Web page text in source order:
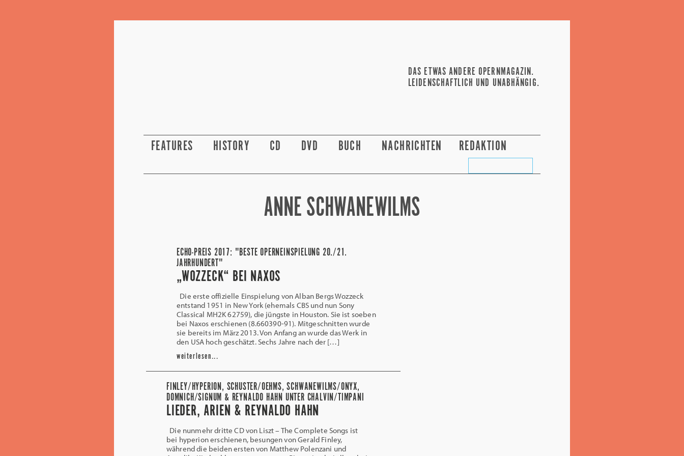
DAS ETWAS ANDERE OPERNMAGAZIN.
LEIDENSCHAFTLICH UND UNABHÄNGIG.
FEATURES HISTORY CD DVD BUCH NACHRICHTEN REDAKTION
ANNE SCHWANEWILMS
ECHO-PREIS 2017: "BESTE OPERNEINSPIELUNG 20./21.
JAHRHUNDERT"
„WOZZECK“ BEI NAXOS
Die erste offizielle Einspielung von Alban Bergs Wozzeck
entstand 1951 in New York (ehemals CBS und nun Sony
Classical MH2K 62759), die jüngste in Houston. Sie ist soeben
bei Naxos erschienen (8.660390-91). Mitgeschnitten wurde
sie bereits im März 2013. Von Anfang an wurde das Werk in
den USA hoch geschätzt. Sechs Jahre nach der […]
weiterlesen...
FINLEY/HYPERION, SCHUSTER/OEHMS, SCHWANEWILMS/ONYX,
DOMNICH/SIGNUM & REYNALDO HAHN UNTER CHALVIN/TIMPANI
LIEDER, ARIEN & REYNALDO HAHN
Die nunmehr dritte CD von Liszt – The Complete Songs ist
bei hyperion erschienen, besungen von Gerald Finley,
während die beiden ersten von Matthew Polenzani und